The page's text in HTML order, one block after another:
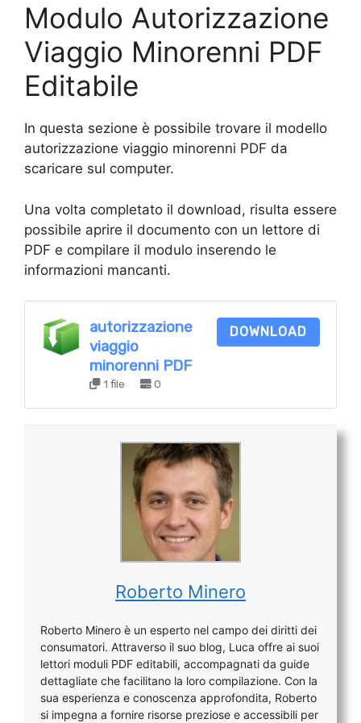
Modulo Autorizzazione
Viaggio Minorenni PDF
Editabile
In questa sezione è possibile trovare il modello
autorizzazione viaggio minorenni PDF da
scaricare sul computer.
Una volta completato il download, risulta essere
possibile aprire il documento con un lettore di
PDF e compilare il modulo inserendo le
informazioni mancanti.
autorizzazione
viaggio
minorenni PDF
1 file 0
DOWNLOAD
Roberto Minero
Roberto Minero è un esperto nel campo dei diritti dei
consumatori. Attraverso il suo blog, Luca offre ai suoi
lettori moduli PDF editabili, accompagnati da guide
dettagliate che facilitano la loro compilazione. Con la
sua esperienza e conoscenza approfondita, Roberto
si impegna a fornire risorse preziose e accessibili per